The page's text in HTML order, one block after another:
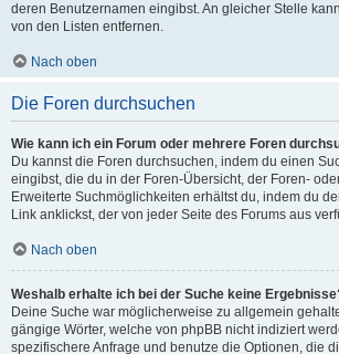
deren Benutzernamen eingibst. An gleicher Stelle
von den Listen entfernen.
Nach oben
Die Foren durchsuchen
Wie kann ich ein Forum oder mehrere Foren
Du kannst die Foren durchsuchen, indem du einen
eingibst, die du in der Foren-Übersicht, der Foren-
Erweiterte Suchmöglichkeiten erhältst du, indem du
Link anklickst, der von jeder Seite des Forums aus
Nach oben
Weshalb erhalte ich bei der Suche keine
Deine Suche war möglicherweise zu allgemein
gängige Wörter, welche von phpBB nicht indiziert
spezifischere Anfrage und benutze die Optionen, die